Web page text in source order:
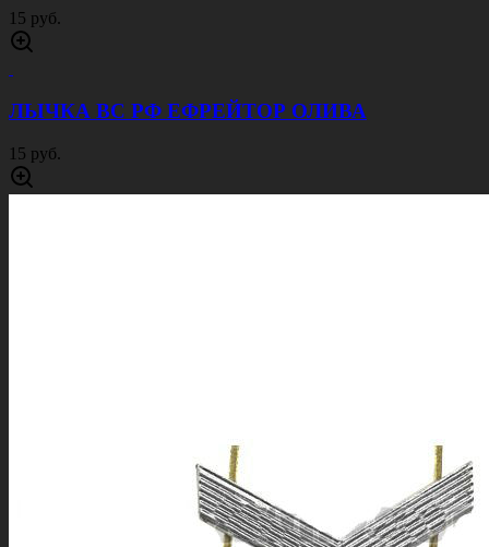
15 руб.
ЛЫЧКА ВС РФ ЕФРЕЙТОР ОЛИВА
15 руб.